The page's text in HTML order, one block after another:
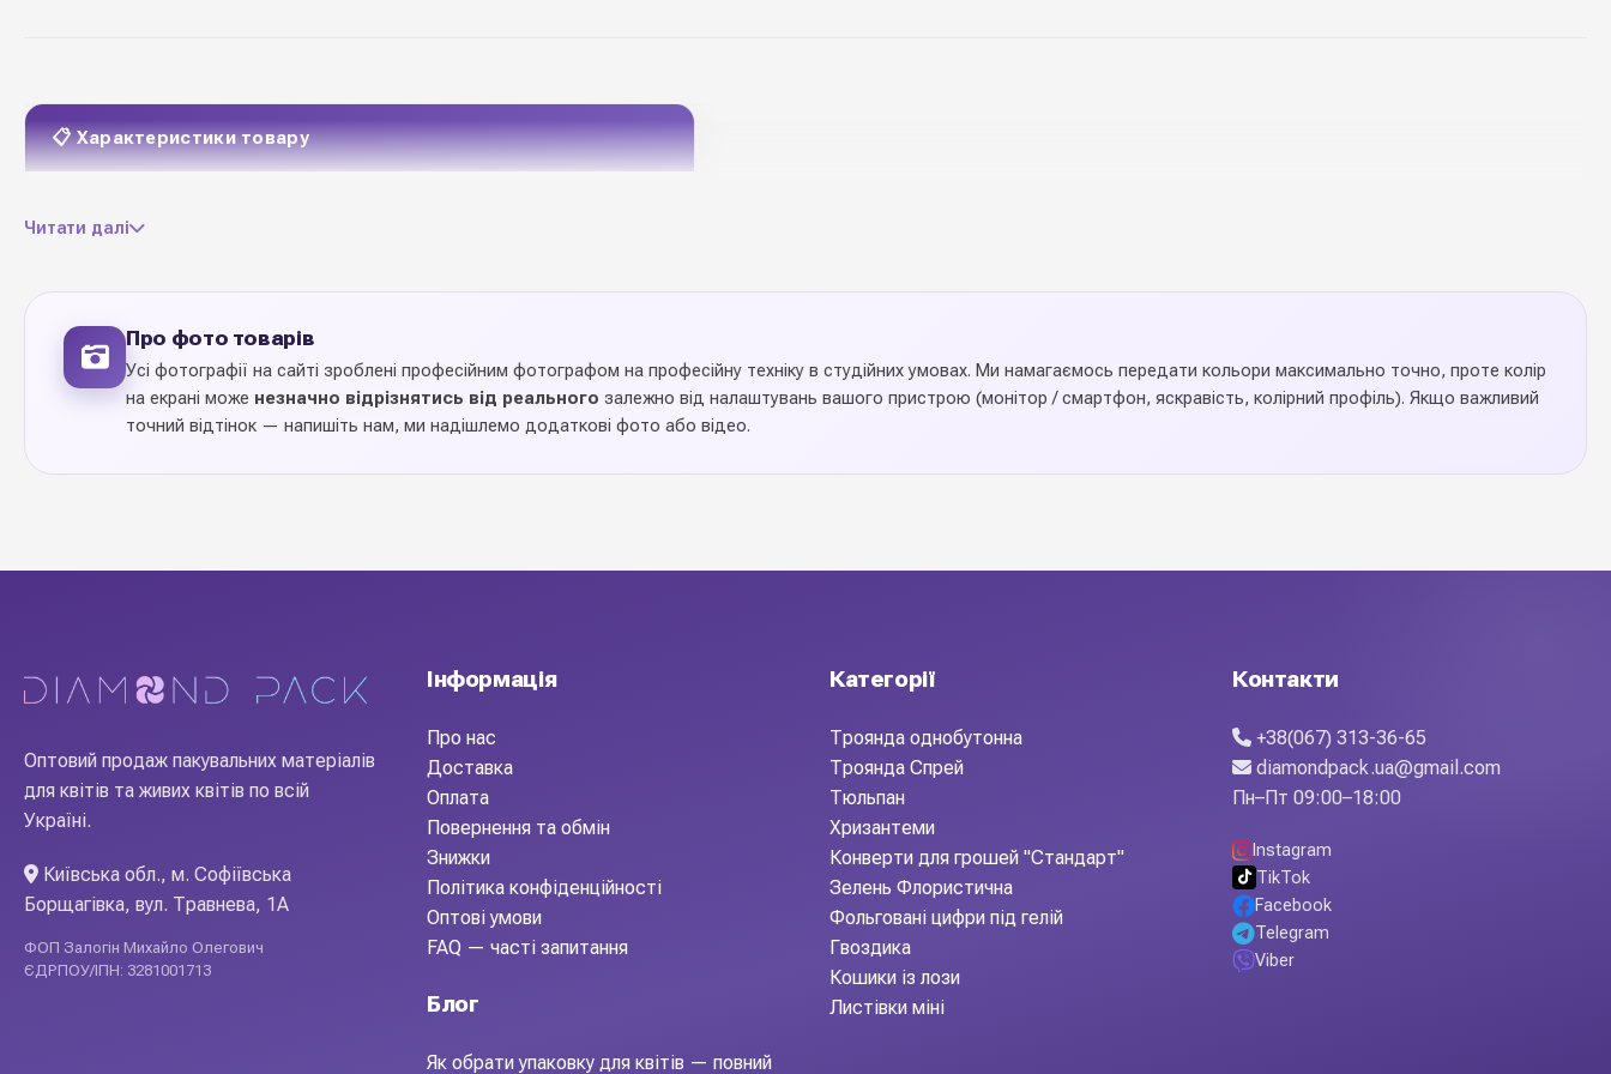
📋 Характеристики товару
Кількість в упаковці
Колекція 6 дизайнів
упаковку
Читати далі
Про фото товарів
Усі фотографії на сайті зроблені професійним фотографом на професійну техніку в студійних умовах. Ми намагаємось передати кольори максимально точно, проте колір
на екрані може незначно відрізнятись від реального залежно від налаштувань вашого пристрою (монітор / смартфон, яскравість, колірний профіль). Якщо важливий
точний відтінок — напишіть нам, ми надішлемо додаткові фото або відео.
Оптовий продаж пакувальних матеріалів
для квітів та живих квітів по всій
Україні.
Київська обл., м. Софіївська
Борщагівка, вул. Травнева, 1А
ФОП Залогін Михайло Олегович
ЄДРПОУ/ІПН: 3281001713
Інформація
Про нас
Доставка
Оплата
Повернення та обмін
Знижки
Політика конфіденційності
Оптові умови
FAQ — часті запитання
Блог
Як обрати упаковку для квітів — повний
Категорії
Троянда однобутонна
Троянда Спрей
Тюльпан
Хризантеми
Конверти для грошей "Стандарт"
Зелень Флористична
Фольговані цифри під гелій
Гвоздика
Кошики із лози
Листівки міні
Контакти
+38(067) 313-36-65
diamondpack.ua@gmail.com
Пн–Пт 09:00–18:00
Instagram
TikTok
Facebook
Telegram
Viber